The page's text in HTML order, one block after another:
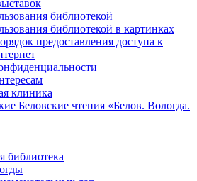
библиотекой
библиотекой в картинках
предоставления доступа к
клиника
Беловские чтения «Белов. Вологда.
библиотека